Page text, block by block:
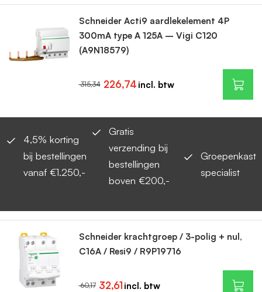
Schneider Acti9 aardlekelement 4P
300mA type A 125A – Vigi C120
(A9N18579)
226,74
315,34
4,5% korting
bij bestellingen
vanaf €1.250,-
Gratis
verzending bij
bestellingen
boven €200,-
Groepenkast
specialist
Schneider krachtgroep / 3-polig + nul,
C16A / Resi9 / R9P19716
32,61
60,17